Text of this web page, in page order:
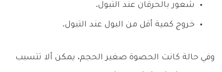
شعور بالحرقان عند التبول.
خروج كمية أقل من البول عند التبول.
وفي حالة كانت الحصوة صغير الحجم، يمكن ألا تتسبب